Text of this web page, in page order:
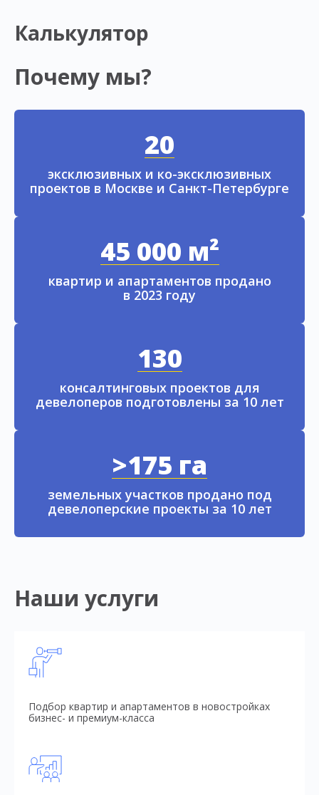
Калькулятор
Почему мы?
20
эксклюзивных и ко-эксклюзивных
проектов в Москве и Санкт-Петербурге
45 000 м²
квартир и апартаментов продано
в 2023 году
130
консалтинговых проектов для
девелоперов подготовлены за 10 лет
>175 га
земельных участков продано под
девелоперские проекты за 10 лет
Наши услуги
Подбор квартир и апартаментов в новостройках
бизнес- и премиум-класса